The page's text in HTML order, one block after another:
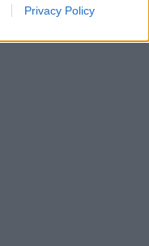
Privacy Policy